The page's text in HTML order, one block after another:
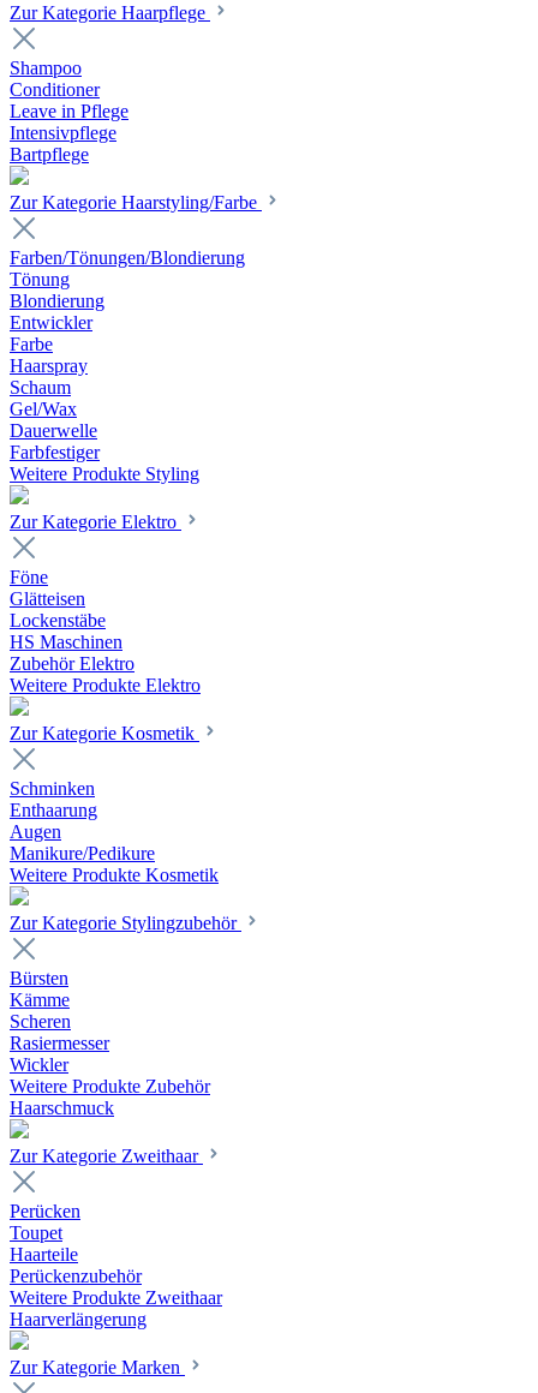
Zur Kategorie Haarpflege
Shampoo
Conditioner
Leave in Pflege
Intensivpflege
Bartpflege
Zur Kategorie Haarstyling/Farbe
Farben/Tönungen/Blondierung
Tönung
Blondierung
Entwickler
Farbe
Haarspray
Schaum
Gel/Wax
Dauerwelle
Farbfestiger
Weitere Produkte Styling
Zur Kategorie Elektro
Föne
Glätteisen
Lockenstäbe
HS Maschinen
Zubehör Elektro
Weitere Produkte Elektro
Zur Kategorie Kosmetik
Schminken
Enthaarung
Augen
Manikure/Pedikure
Weitere Produkte Kosmetik
Zur Kategorie Stylingzubehör
Bürsten
Kämme
Scheren
Rasiermesser
Wickler
Weitere Produkte Zubehör
Haarschmuck
Zur Kategorie Zweithaar
Perücken
Toupet
Haarteile
Perückenzubehör
Weitere Produkte Zweithaar
Haarverlängerung
Zur Kategorie Marken